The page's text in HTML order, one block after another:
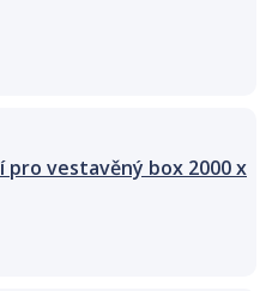
pro vestavěný box 2000 x